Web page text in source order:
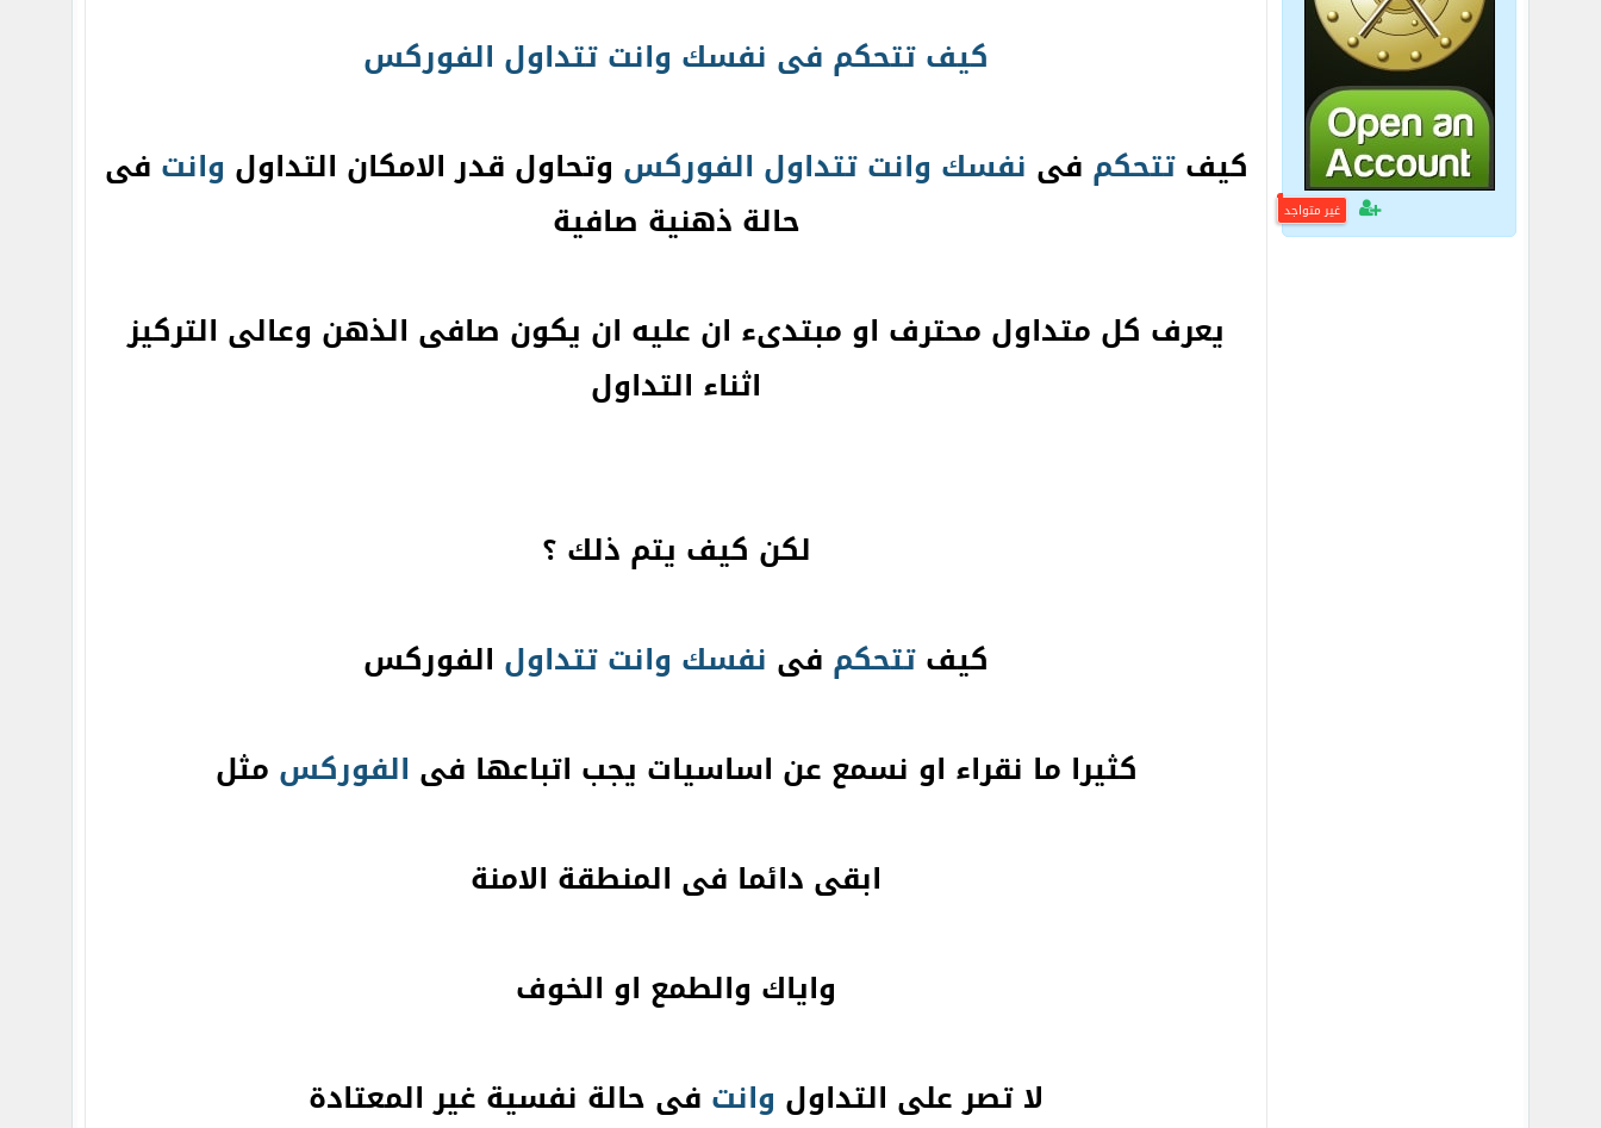
غير متواجد
كيف تتحكم فى نفسك وانت تتداول الفوركس
كيفتتحكم فى نفسك وانت تتداول الفوركس وتحاول قدر الامكان التداول وانت فى
حالة ذهنية صافية
يعرف كل متداول محترف او مبتدىء ان عليه ان يكون صافى الذهن وعالى التركيز
اثناء التداول
لكن كيف يتم ذلك ؟
كيفتتحكم فى نفسك وانتتتداول الفوركس
كثيرا ما نقراء او نسمع عن اساسيات يجب اتباعها فى الفوركس مثل
ابقى دائما فى المنطقة الامنة
واياك والطمع او الخوف
لا تصر على التداول وانت فى حالة نفسية غير المعتادة